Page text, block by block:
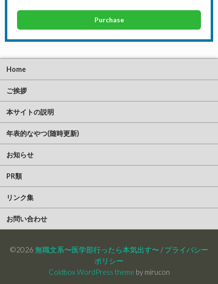
Purchase
Home
ご挨拶
本サイトの説明
年表的なやつ(随時更新)
お知らせ
PR類
リンク集
お問い合わせ
©2026 無職文系〜医学部行ったら本気出す〜 / プライバシー
ポリシー
Coldbox WordPress theme by mirucon